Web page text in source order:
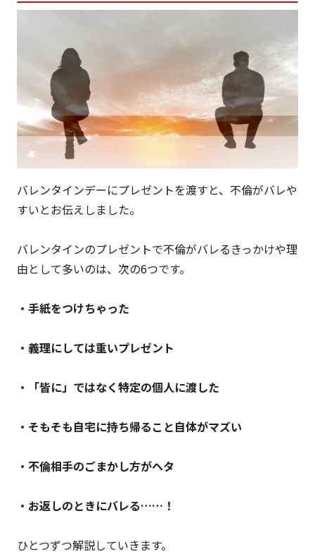
バレンタインデーにプレゼントを渡すと、不倫がバレや
すいとお伝えしました。
バレンタインのプレゼントで不倫がバレるきっかけや理
由として多いのは、次の6つです。
・手紙をつけちゃった
・義理にしては重いプレゼント
・「皆に」ではなく特定の個人に渡した
・そもそも自宅に持ち帰ること自体がマズい
・不倫相手のごまかし方がヘタ
・お返しのときにバレる……！
ひとつずつ解説していきます。